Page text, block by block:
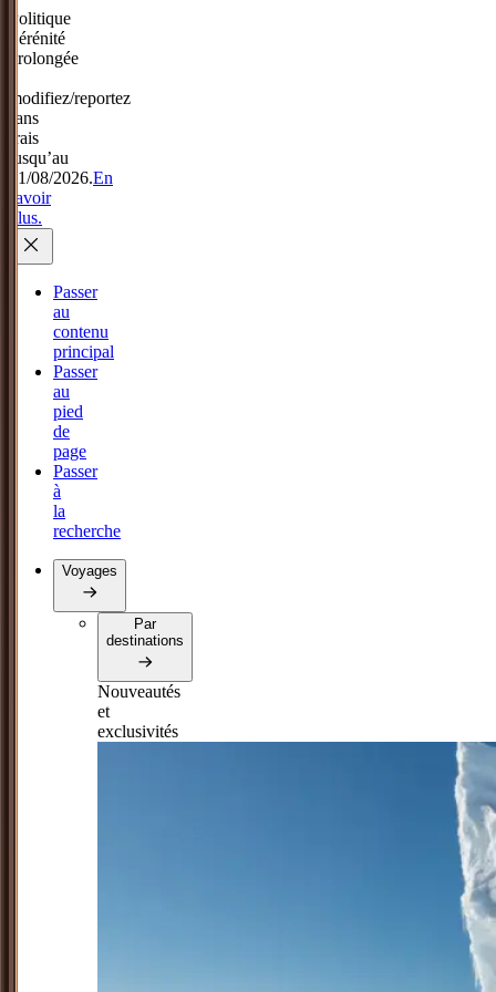
Politique
Sérénité
prolongée
modifiez/reportez
sans
frais
jusqu’au
31/08/2026.En
savoir
plus.
Passer
au
contenu
principal
Passer
au
pied
de
page
Passer
à
la
recherche
Voyages
Par
destinations
Nouveautés
et
exclusivités